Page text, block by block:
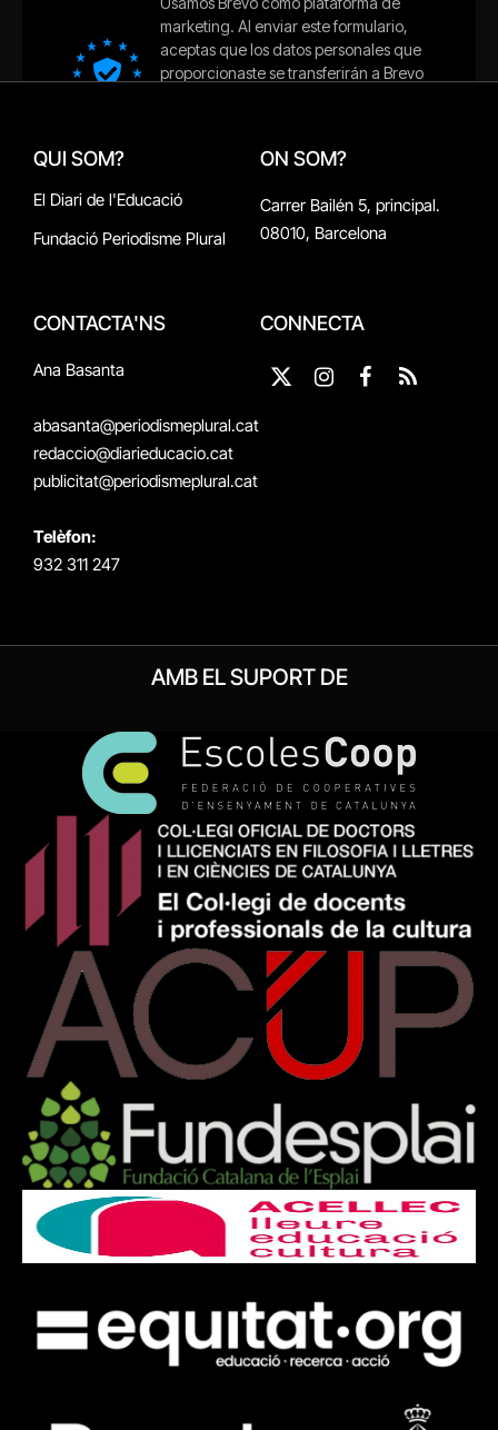
QUI SOM?
El Diari de l'Educació
Fundació Periodisme Plural
ON SOM?
Carrer Bailén 5, principal.
08010, Barcelona
CONTACTA'NS
Ana Basanta
abasanta@periodismeplural.cat
redaccio@diarieducacio.cat
publicitat@periodismeplural.cat
Telèfon:
932 311 247
CONNECTA
X
InstagramFacebook
RSS
AMB EL SUPORT DE